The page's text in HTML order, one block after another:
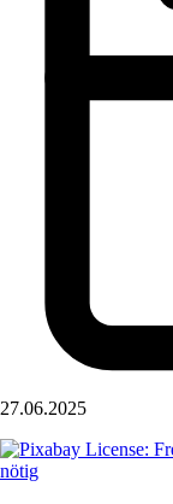
27.06.2025